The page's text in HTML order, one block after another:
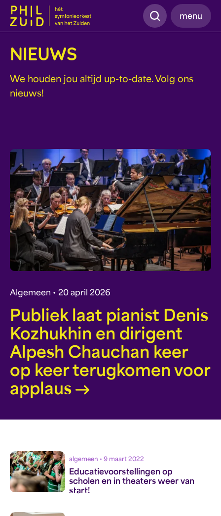
Zoeken
menu
NIEUWS
We houden jou altijd up-to-date. Volg ons
nieuws!
Publiek laat pianist Denis
Kozhukhin en dirigent
Alpesh Chauchan keer
op keer terugkomen voor
applaus
Algemeen • 20 april 2026
algemeen • 9 maart 2022
Educatievoorstellingen op
scholen en in theaters weer van
start!